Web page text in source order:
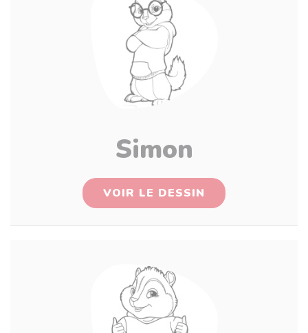
Simon
VOIR LE DESSIN